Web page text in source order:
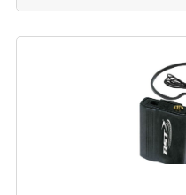
Caisson
Enceinte
Enceintes
Enceintes